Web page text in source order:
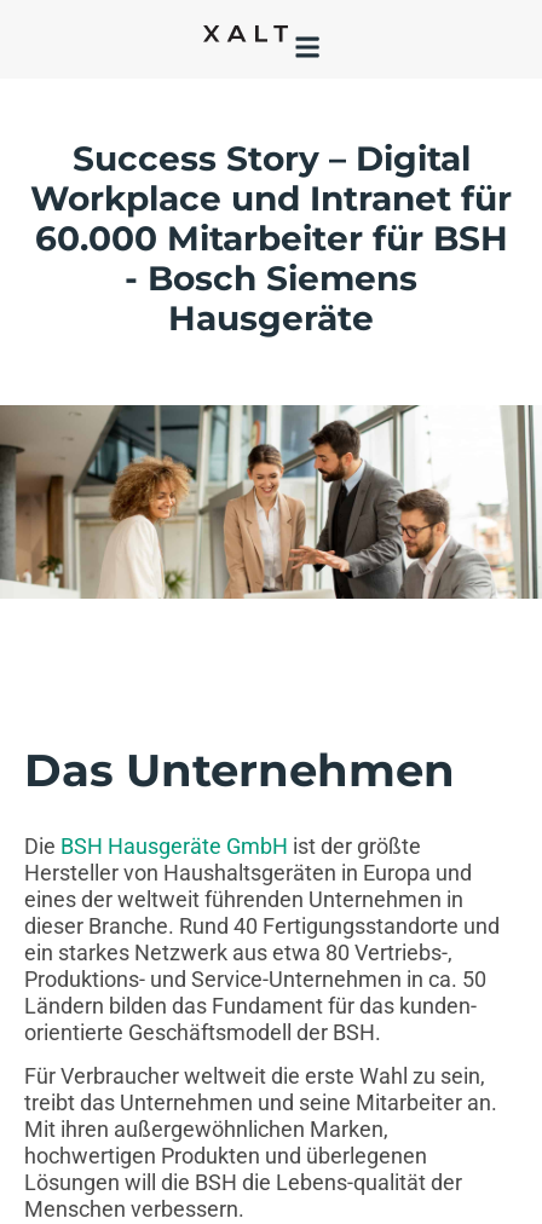
Success Story – Digital
Workplace und Intranet für
60.000 Mitarbeiter für BSH
- Bosch Siemens
Hausgeräte
Das Unternehmen
Die BSH Hausgeräte GmbH ist der größte
Hersteller von Haushaltsgeräten in Europa und
eines der weltweit führenden Unternehmen in
dieser Branche. Rund 40 Fertigungsstandorte und
ein starkes Netzwerk aus etwa 80 Vertriebs-,
Produktions- und Service-Unternehmen in ca. 50
Ländern bilden das Fundament für das kunden-
orientierte Geschäftsmodell der BSH.
Für Verbraucher weltweit die erste Wahl zu sein,
treibt das Unternehmen und seine Mitarbeiter an.
Mit ihren außergewöhnlichen Marken,
hochwertigen Produkten und überlegenen
Lösungen will die BSH die Lebens-qualität der
Menschen verbessern.